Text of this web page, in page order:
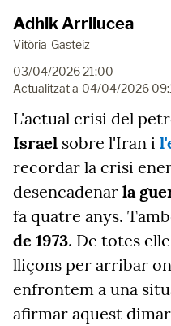
Adhik Arrilucea
Vitòria-Gasteiz
03/04/2026 21:00
Actualitzat a 04/04/2026
L'actual crisi del
Israel sobre l'Iran i
recordar la crisi
desencadenar la
fa quatre anys.
de 1973. De totes
lliçons per arribar
enfrontem a una
afirmar aquest